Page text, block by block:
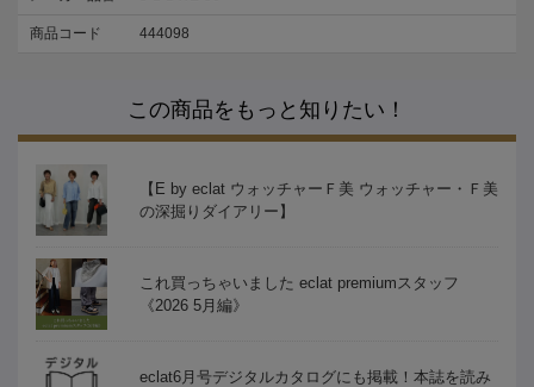
商品コード 444098
この商品をもっと知りたい！
【E by eclat ウォッチャーＦ美 ウォッチャー・Ｆ美
の深掘りダイアリー】
これ買っちゃいました eclat premiumスタッフ
《2026 5月編》
eclat6月号デジタルカタログにも掲載！本誌を読み